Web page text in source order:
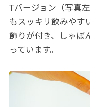
Tバージョン（写真
もスッキリ飲みやす
飾りが付き、しゃぼ
っています。